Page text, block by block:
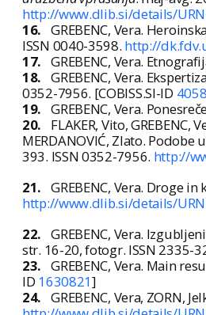
http://www.dlib.si/details/
16. GREBENC, Vera.
ISSN 0040-3598. http://
17. GREBENC, Vera.
18. GREBENC, Vera.
0352-7956. [COBISS.SI-ID
19. GREBENC, Vera.
20.
FLAKER, Vito, GREBENC,
MERDANOVIĆ, Zlato.
393. ISSN 0352-7956. http://
21. GREBENC, Vera. Droge
http://www.dlib.si/details/
22. GREBENC, Vera.
str. 16-20, fotogr. ISSN 2335-
23. GREBENC, Vera. Main
ID 1630821]
24. GREBENC, Vera, ZORN,